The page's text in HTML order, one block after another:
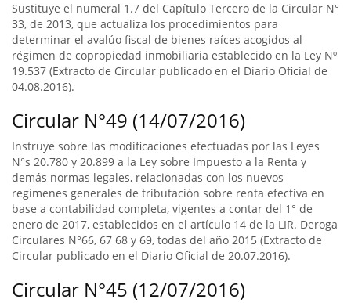
Sustituye el numeral 1.7 del Capítulo Tercero de la Circular N°
33, de 2013, que actualiza los procedimientos para
determinar el avalúo fiscal de bienes raíces acogidos al
régimen de copropiedad inmobiliaria establecido en la Ley Nº
19.537 (Extracto de Circular publicado en el Diario Oficial de
04.08.2016).
Circular N°49 (14/07/2016)
Instruye sobre las modificaciones efectuadas por las Leyes
N°s 20.780 y 20.899 a la Ley sobre Impuesto a la Renta y
demás normas legales, relacionadas con los nuevos
regímenes generales de tributación sobre renta efectiva en
base a contabilidad completa, vigentes a contar del 1° de
enero de 2017, establecidos en el artículo 14 de la LIR. Deroga
Circulares N°66, 67 68 y 69, todas del año 2015 (Extracto de
Circular publicado en el Diario Oficial de 20.07.2016).
Circular N°45 (12/07/2016)